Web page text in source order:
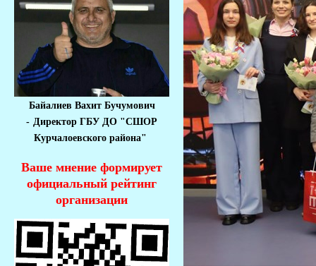
Байалиев Вахит Бучумович
- Директор ГБУ ДО "СШОР
Курчалоевского района"
Ваше мнение формирует
официальный рейтинг
организации